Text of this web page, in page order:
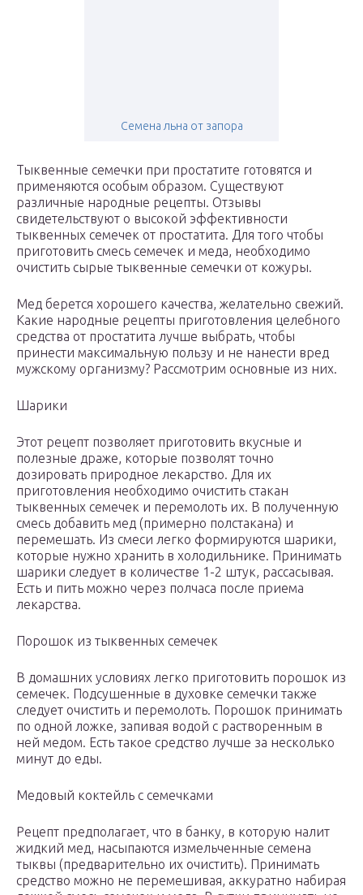
Семена льна от запора
Тыквенные семечки при простатите готовятся и
применяются особым образом. Существуют
различные народные рецепты. Отзывы
свидетельствуют о высокой эффективности
тыквенных семечек от простатита. Для того чтобы
приготовить смесь семечек и меда, необходимо
очистить сырые тыквенные семечки от кожуры.
Мед берется хорошего качества, желательно свежий.
Какие народные рецепты приготовления целебного
средства от простатита лучше выбрать, чтобы
принести максимальную пользу и не нанести вред
мужскому организму? Рассмотрим основные из них.
Шарики
Этот рецепт позволяет приготовить вкусные и
полезные драже, которые позволят точно
дозировать природное лекарство. Для их
приготовления необходимо очистить стакан
тыквенных семечек и перемолоть их. В полученную
смесь добавить мед (примерно полстакана) и
перемешать. Из смеси легко формируются шарики,
которые нужно хранить в холодильнике. Принимать
шарики следует в количестве 1-2 штук, рассасывая.
Есть и пить можно через полчаса после приема
лекарства.
Порошок из тыквенных семечек
В домашних условиях легко приготовить порошок из
семечек. Подсушенные в духовке семечки также
следует очистить и перемолоть. Порошок принимать
по одной ложке, запивая водой с растворенным в
ней медом. Есть такое средство лучше за несколько
минут до еды.
Медовый коктейль с семечками
Рецепт предполагает, что в банку, в которую налит
жидкий мед, насыпаются измельченные семена
тыквы (предварительно их очистить). Принимать
средство можно не перемешивая, аккуратно набирая